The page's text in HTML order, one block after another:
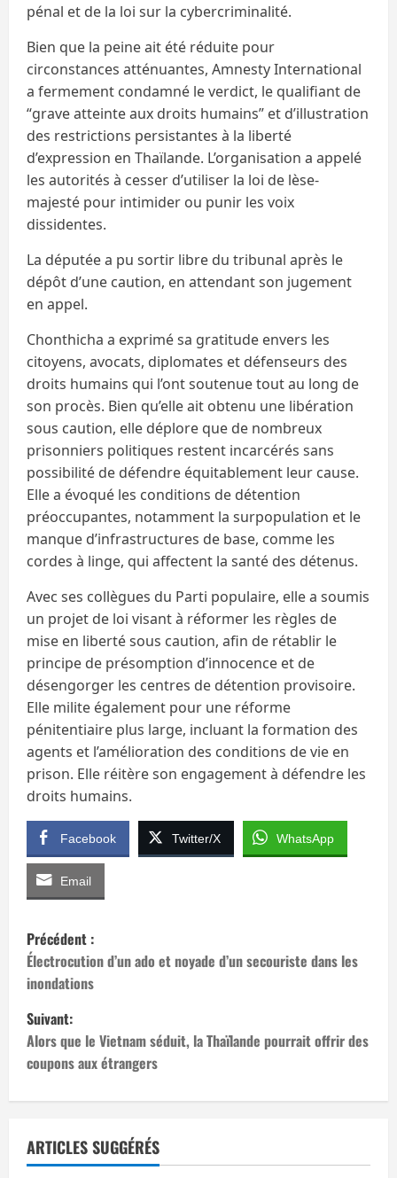
pénal et de la loi sur la cybercriminalité.
Bien que la peine ait été réduite pour
circonstances atténuantes, Amnesty International
a fermement condamné le verdict, le qualifiant de
“grave atteinte aux droits humains” et d’illustration
des restrictions persistantes à la liberté
d’expression en Thaïlande. L’organisation a appelé
les autorités à cesser d’utiliser la loi de lèse-
majesté pour intimider ou punir les voix
dissidentes.
La députée a pu sortir libre du tribunal après le
dépôt d’une caution, en attendant son jugement
en appel.
Chonthicha a exprimé sa gratitude envers les
citoyens, avocats, diplomates et défenseurs des
droits humains qui l’ont soutenue tout au long de
son procès. Bien qu’elle ait obtenu une libération
sous caution, elle déplore que de nombreux
prisonniers politiques restent incarcérés sans
possibilité de défendre équitablement leur cause.
Elle a évoqué les conditions de détention
préoccupantes, notamment la surpopulation et le
manque d’infrastructures de base, comme les
cordes à linge, qui affectent la santé des détenus.
Avec ses collègues du Parti populaire, elle a soumis
un projet de loi visant à réformer les règles de
mise en liberté sous caution, afin de rétablir le
principe de présomption d’innocence et de
désengorger les centres de détention provisoire.
Elle milite également pour une réforme
pénitentiaire plus large, incluant la formation des
agents et l’amélioration des conditions de vie en
prison. Elle réitère son engagement à défendre les
droits humains.
Facebook Twitter/X WhatsApp
Email
N
a
v
i
g
t
Précédent :
Électrocution d’un ado et noyade d’un secouriste dans les
inondations
Suivant:
Alors que le Vietnam séduit, la Thaïlande pourrait offrir des
coupons aux étrangers
ARTICLES SUGGÉRÉS